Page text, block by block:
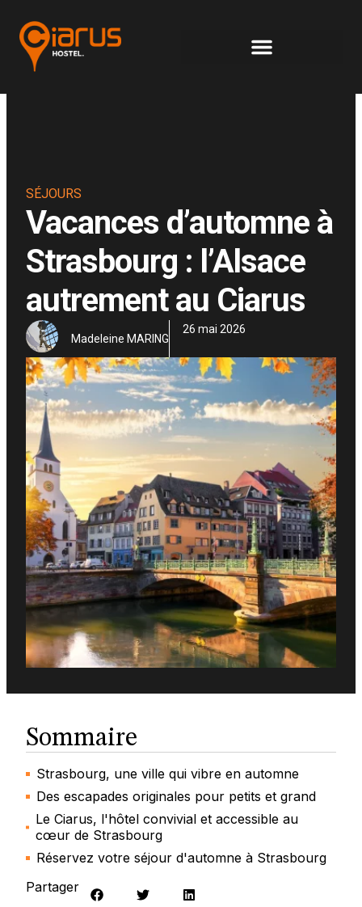
SÉJOURS
Vacances d’automne à
Strasbourg : l’Alsace
autrement au Ciarus
Madeleine MARING
26 mai 2026
Sommaire
Strasbourg, une ville qui vibre en automne
Des escapades originales pour petits et grand
Le Ciarus, l'hôtel convivial et accessible au
cœur de Strasbourg
Réservez votre séjour d'automne à Strasbourg
Partager